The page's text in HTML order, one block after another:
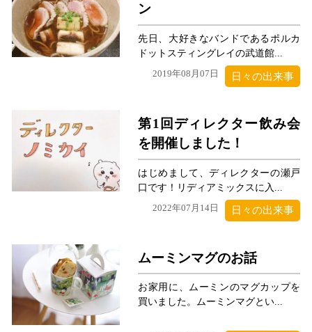
ン
先日、大好きなバンドであるポルカ
ドットスティングレイの武道館...
2019年08月07日 日々の出来事
第1回ディレクター飲み会
を開催しました！
はじめまして、ディレクターの瀬戸
口です！リディアミックスに入...
2022年07月14日 日々の出来事
ムーミンマグのお話
お家用に、ムーミンのマグカップを
買いました。ムーミンマグとい...